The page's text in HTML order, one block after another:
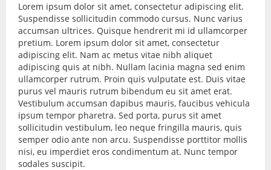
ABOUT US
TREEFIELD SITEMAP
CONTACT
Lorem ipsum dolor sit amet, consectetur adipiscing elit.
Suspendisse sollicitudin commodo cursus. Nunc varius
accumsan ultrices. Quisque hendrerit mi id ullamcorper
pretium. Lorem ipsum dolor sit amet, consectetur
adipiscing elit. Nam ac metus vitae nibh aliquet
adipiscing quis at nibh. Nullam lacinia magna sed enim
ullamcorper rutrum. Proin quis vulputate est. Duis vitae
purus vel mauris rutrum bibendum eu sit amet erat.
Vestibulum accumsan dapibus mauris, faucibus vehicula
ipsum tempor pharetra. Sed porta, purus sit amet
sollicitudin vestibulum, leo neque fringilla mauris, quis
semper odio ante non arcu. Suspendisse porttitor mollis
nisi, eu imperdiet eros condimentum at. Nunc tempor
sodales suscipit.